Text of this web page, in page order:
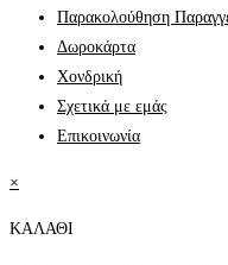
Παρακολούθηση
Δωροκάρτα
Χονδρική
Σχετικά με εμάς
Επικοινωνία
×
ΚΑΛΑΘΙ